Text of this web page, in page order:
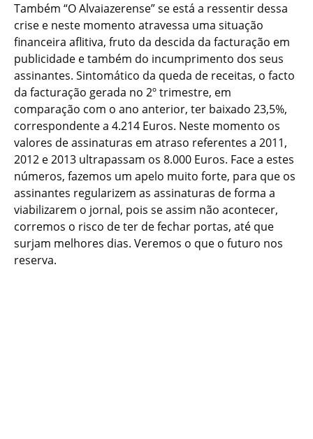
Também “O Alvaiazerense” se está a ressentir dessa
crise e neste momento atravessa uma situação
financeira aflitiva, fruto da descida da facturação em
publicidade e também do incumprimento dos seus
assinantes. Sintomático da queda de receitas, o facto
da facturação gerada no 2º trimestre, em
comparação com o ano anterior, ter baixado 23,5%,
correspondente a 4.214 Euros. Neste momento os
valores de assinaturas em atraso referentes a 2011,
2012 e 2013 ultrapassam os 8.000 Euros. Face a estes
números, fazemos um apelo muito forte, para que os
assinantes regularizem as assinaturas de forma a
viabilizarem o jornal, pois se assim não acontecer,
corremos o risco de ter de fechar portas, até que
surjam melhores dias. Veremos o que o futuro nos
reserva.